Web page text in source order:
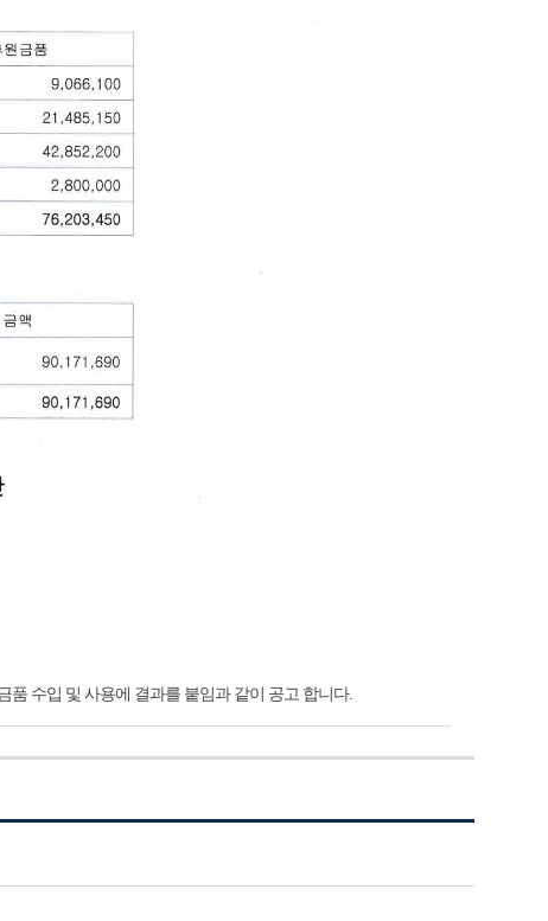
수입 및 사용에 결과를 붙임과 같이 공고 합니다.